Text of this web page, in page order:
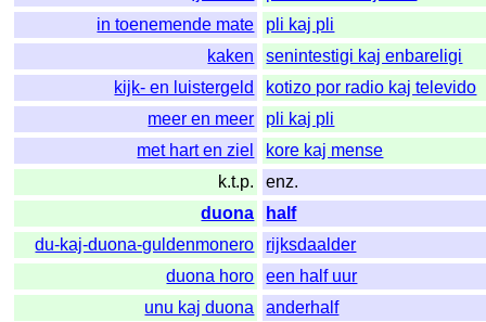
in toenemende mate
pli kaj pli
kaken
senintestigi kaj enbareligi
kijk- en luistergeld
kotizo por radio kaj televido
meer en meer
pli kaj pli
met hart en ziel
kore kaj mense
k.t.p.
enz.
duona
half
du-kaj-duona-guldenmonero
rijksdaalder
duona horo
een half uur
unu kaj duona
anderhalf